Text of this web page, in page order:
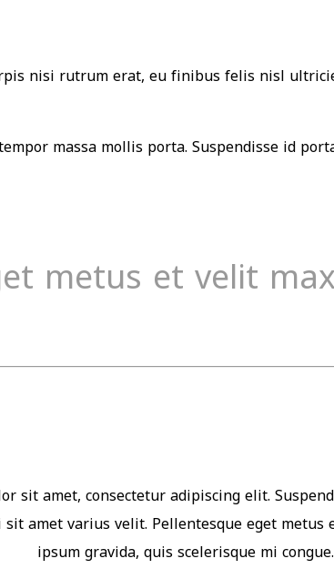
nisi rutrum erat, eu finibus felis nisl
massa mollis porta. Suspendisse id
metus et velit
sit amet, consectetur adipiscing elit.
amet varius velit. Pellentesque eget
ipsum gravida, quis scelerisque mi